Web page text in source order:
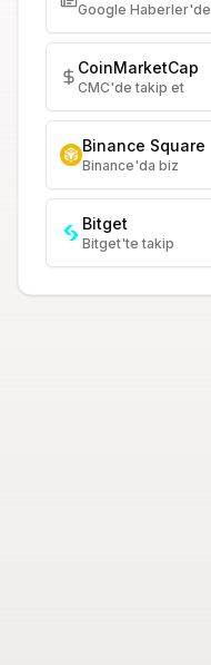
Google Haberler'de
CoinMarketCap
CMC'de takip et
Binance Square
Binance'da biz
Bitget
Bitget'te takip